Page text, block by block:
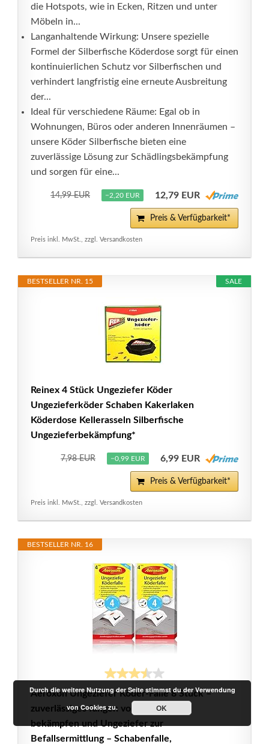
die Hotspots, wie in Ecken, Ritzen und unter
Möbeln in...
Langanhaltende Wirkung: Unsere spezielle
Formel der Silberfische Köderdose sorgt für einen
kontinuierlichen Schutz vor Silberfischen und
verhindert langfristig eine erneute Ausbreitung
der...
Ideal für verschiedene Räume: Egal ob in
Wohnungen, Büros oder anderen Innenräumen –
unsere Köder Silberfische bieten eine
zuverlässige Lösung zur Schädlingsbekämpfung
und sorgen für eine...
14,99 EUR −2,20 EUR 12,79 EUR
Preis & Verfügbarkeit*
Preis inkl. MwSt., zzgl. Versandkosten
SALE
BESTSELLER NR. 15
Reinex 4 Stück Ungeziefer Köder
Ungezieferköder Schaben Kakerlaken
Köderdose Kellerasseln Silberfische
Ungezieferbekämpfung*
7,98 EUR −0,99 EUR 6,99 EUR
Preis & Verfügbarkeit*
Preis inkl. MwSt., zzgl. Versandkosten
BESTSELLER NR. 16
Aeroxon Ungeziefer Köder-Falle 8 Stück –
zuverlässiges fangen von silberfische
bekämpfen und Ungeziefer zur
Befallsermittlung – Schabenfalle,
Durch die weitere Nutzung der Seite stimmst du der Verwendung
von Cookies zu.
OK